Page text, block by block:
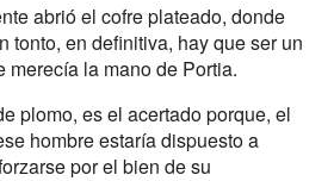
abrió el cofre plateado, donde
tonto, en definitiva, hay que ser un
merecía la mano de Portia.
plomo, es el acertado porque, el
hombre estaría dispuesto a
por el bien de su